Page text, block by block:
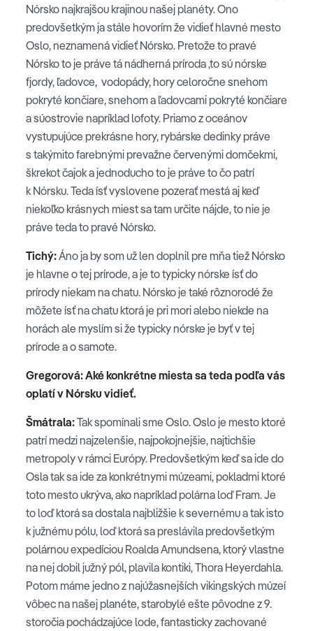
Nórsko najkrajšou krajinou našej planéty. Ono
predovšetkým ja stále hovorím že vidieť hlavné mesto
Oslo, neznamená vidieť Nórsko. Pretože to pravé
Nórsko to je práve tá nádherná príroda ,to sú nórske
fjordy, ľadovce, vodopády, hory celoročne snehom
pokryté končiare, snehom a ľadovcami pokryté končiare
a súostrovie napríklad lofoty. Priamo z oceánov
vystupujúce prekrásne hory, rybárske dedinky práve
s takýmito farebnými prevažne červenými domčekmi,
škrekot čajok a jednoducho to je práve to čo patrí
k Nórsku. Teda ísť vyslovene pozerať mestá aj keď
niekoľko krásnych miest sa tam určite nájde, to nie je
práve teda to pravé Nórsko.
Tichý:Áno ja by som už len doplnil pre mňa tiež Nórsko
je hlavne o tej prírode, a je to typicky nórske ísť do
prírody niekam na chatu. Nórsko je také rôznorodé že
môžete ísť na chatu ktorá je pri mori alebo niekde na
horách ale myslím si že typicky nórske je byť v tej
prírode a o samote.
Gregorová: Aké konkrétne miesta sa teda podľa vás
oplatí v Nórsku vidieť.
Šmátrala:Tak spomínali sme Oslo. Oslo je mesto ktoré
patrí medzi najzelenšie, najpokojnejšie, najtichšie
metropoly v rámci Európy. Predovšetkým keď sa ide do
Osla tak sa ide za konkrétnymi múzeami, pokladmi ktoré
toto mesto ukrýva, ako napríklad polárna loď Fram. Je
to loď ktorá sa dostala najbližšie k severnému a tak isto
k južnému pólu, loď ktorá sa preslávila predovšetkým
polárnou expedíciou Roalda Amundsena, ktorý vlastne
na nej dobil južný pól, plavila kontiki, Thora Heyerdahla.
Potom máme jedno z najúžasnejších vikingských múzeí
vôbec na našej planéte, starobylé ešte pôvodne z 9.
storočia pochádzajúce lode, fantasticky zachované